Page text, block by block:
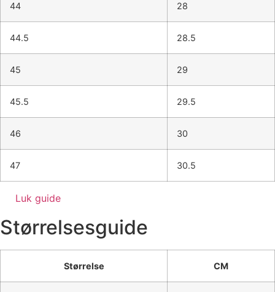
44 28
44.5 28.5
45 29
45.5 29.5
46 30
47 30.5
Luk guide
Størrelsesguide
Størrelse CM